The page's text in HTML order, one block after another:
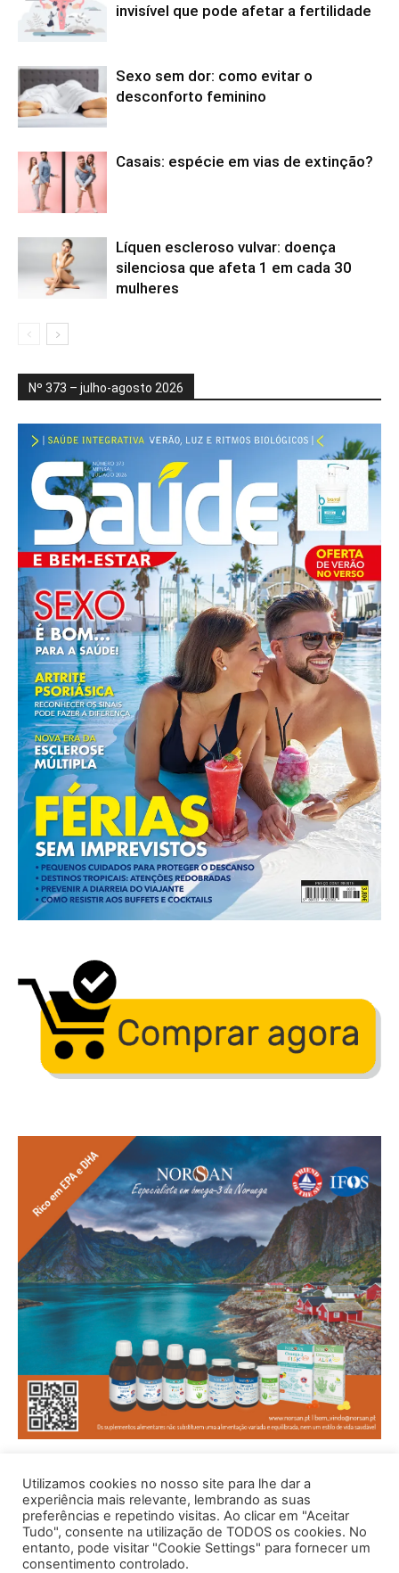
invisível que pode afetar a fertilidade
Sexo sem dor: como evitar o
desconforto feminino
Casais: espécie em vias de extinção?
Líquen escleroso vulvar: doença
silenciosa que afeta 1 em cada 30
mulheres
Nº 373 – julho-agosto 2026
Utilizamos cookies no nosso site para lhe dar a
experiência mais relevante, lembrando as suas
preferências e repetindo visitas. Ao clicar em "Aceitar
Tudo", consente na utilização de TODOS os cookies. No
entanto, pode visitar "Cookie Settings" para fornecer um
consentimento controlado.